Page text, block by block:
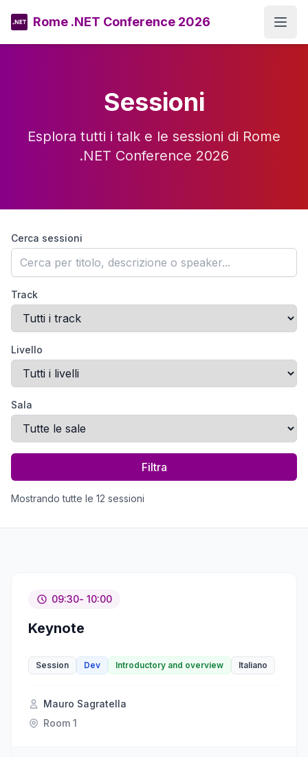
Rome .NET Conference 2026
Sessioni
Esplora tutti i talk e le sessioni di Rome
.NET Conference 2026
Cerca sessioni
Track
Livello
Sala
Filtra
Mostrando tutte le 12 sessioni
09:30- 10:00
Keynote
Session Dev Introductory and overview Italiano
Mauro Sagratella
Room 1